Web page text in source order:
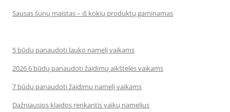
Sausas šunų maistas – iš kokių produktų gaminamas
5 būdų panaudoti lauko namelį vaikams
2026 6 būdų panaudoti žaidimų aikšteles vaikams
7 būdų panaudoti žaidimų namelį vaikams
Dažniausios klaidos renkantis vaikų namelius